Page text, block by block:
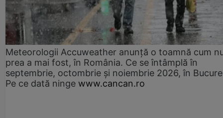
Meteorologii Accuweather anunță o toamnă cum
prea a mai fost, în România. Ce se întâmplă în
septembrie, octombrie și noiembrie 2026, în
Pe ce dată ninge www.cancan.ro